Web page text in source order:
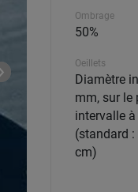
Ombrage
50%
Oeillets
Diamètre
mm, sur le
intervalle
(standard
cm)